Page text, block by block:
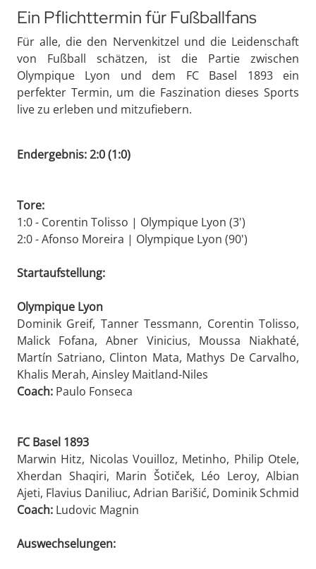
Ein Pflichttermin für Fußballfans
Für alle, die den Nervenkitzel und die Leidenschaft
von Fußball schätzen, ist die Partie zwischen
Olympique Lyon und dem FC Basel 1893 ein
perfekter Termin, um die Faszination dieses Sports
live zu erleben und mitzufiebern.
Endergebnis: 2:0 (1:0)
Tore:
1:0 - Corentin Tolisso | Olympique Lyon (3')
2:0 - Afonso Moreira | Olympique Lyon (90')
Startaufstellung:
Olympique Lyon
Dominik Greif, Tanner Tessmann, Corentin Tolisso,
Malick Fofana, Abner Vinicius, Moussa Niakhaté,
Martín Satriano, Clinton Mata, Mathys De Carvalho,
Khalis Merah, Ainsley Maitland-Niles
Coach: Paulo Fonseca
FC Basel 1893
Marwin Hitz, Nicolas Vouilloz, Metinho, Philip Otele,
Xherdan Shaqiri, Marin Šotiček, Léo Leroy, Albian
Ajeti, Flavius Daniliuc, Adrian Barišić, Dominik Schmid
Coach: Ludovic Magnin
Auswechselungen: